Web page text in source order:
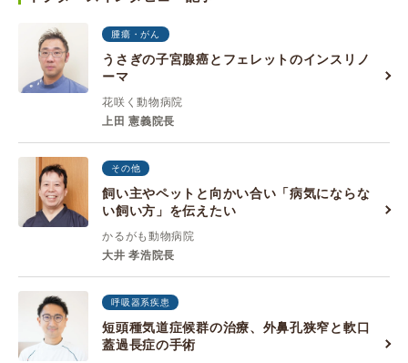
腫瘍・がん
うさぎの子宮腺癌とフェレットのインスリノ
ーマ
花咲く動物病院
上田 憲義院長
その他
飼い主やペットと向かい合い「病気にならな
い飼い方」を伝えたい
かるがも動物病院
大井 孝浩院長
呼吸器系疾患
短頭種気道症候群の治療、外鼻孔狭窄と軟口
蓋過長症の手術